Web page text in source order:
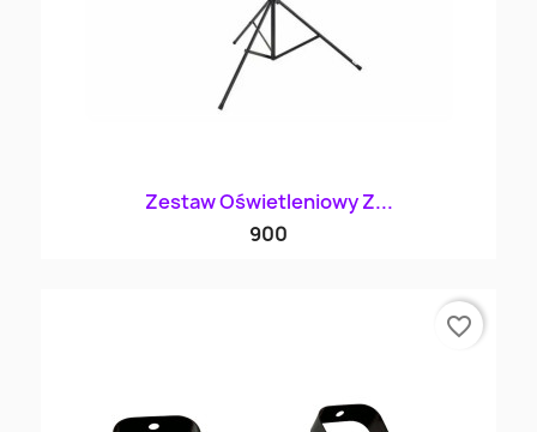
Zestaw Oświetleniowy Z...
900
favorite_border